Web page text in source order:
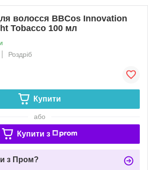
волосся BBCos Innovation
Tobacco 100 мл
Роздріб
Купити
або
Купити з
з Пром?